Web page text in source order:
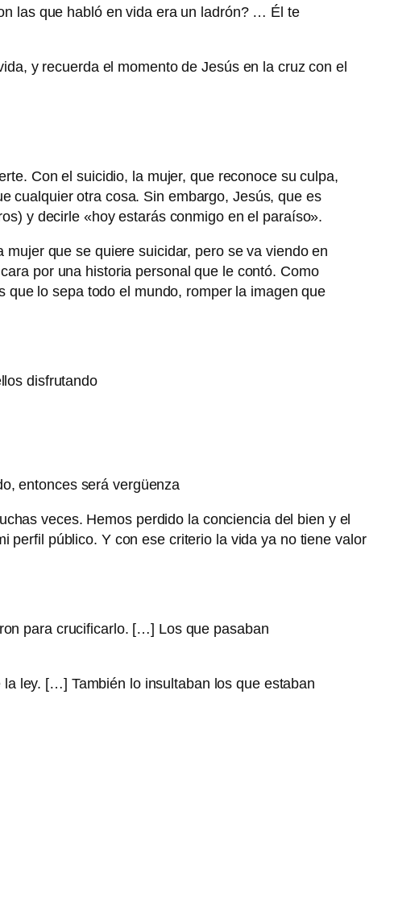
las que habló en vida era un ladrón? … Él te
y recuerda el momento de Jesús en la cruz con el
Con el suicidio, la mujer, que reconoce su culpa,
cualquier otra cosa. Sin embargo, Jesús, que es
y decirle «hoy estarás conmigo en el paraíso».
que se quiere suicidar, pero se va viendo en
por una historia personal que le contó. Como
lo sepa todo el mundo, romper la imagen que
disfrutando
entonces será vergüenza
veces. Hemos perdido la conciencia del bien y el
perfil público. Y con ese criterio la vida ya no tiene valor
para crucificarlo. […] Los que pasaban
ley. […] También lo insultaban los que estaban